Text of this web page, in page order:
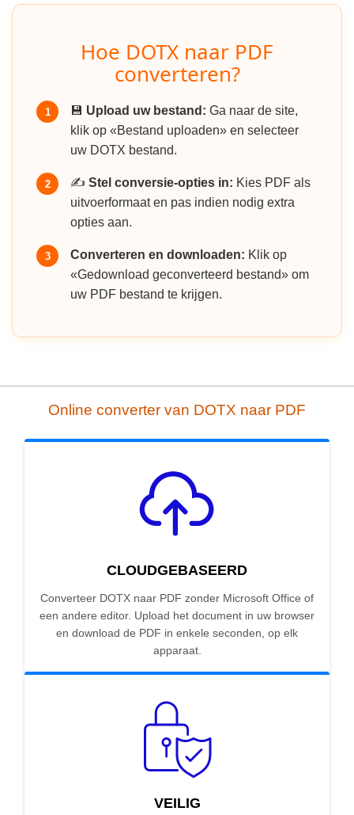
Hoe DOTX naar PDF
converteren?
1 💾 Upload uw bestand: Ga naar de site,
klik op «Bestand uploaden» en selecteer
uw DOTX bestand.
2 ✍️ Stel conversie-opties in: Kies PDF als
uitvoerformaat en pas indien nodig extra
opties aan.
3 Converteren en downloaden: Klik op
«Gedownload geconverteerd bestand» om
uw PDF bestand te krijgen.
Online converter van DOTX naar PDF
CLOUDGEBASEERD
Converteer DOTX naar PDF zonder Microsoft Office of
een andere editor. Upload het document in uw browser
en download de PDF in enkele seconden, op elk
apparaat.
VEILIG